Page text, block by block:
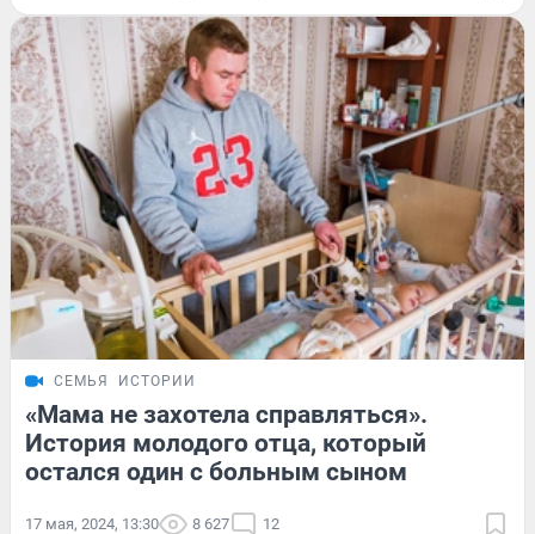
СЕМЬЯ ИСТОРИИ
«Мама не захотела справляться».
История молодого отца, который
остался один с больным сыном
17 мая, 2024, 13:30 8 627 12